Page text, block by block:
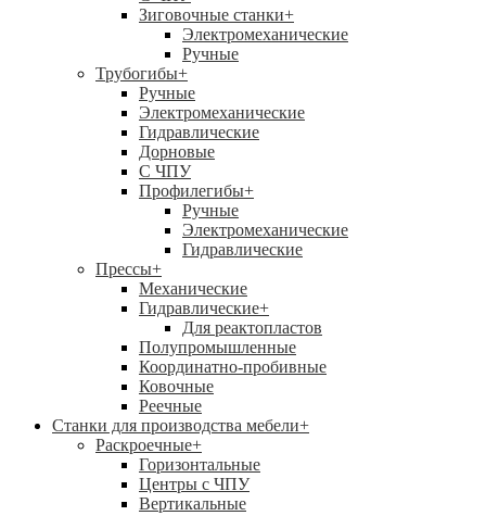
Зиговочные станки+
Электромеханические
Ручные
Трубогибы+
Ручные
Электромеханические
Гидравлические
Дорновые
С ЧПУ
Профилегибы+
Ручные
Электромеханические
Гидравлические
Прессы+
Механические
Гидравлические+
Для реактопластов
Полупромышленные
Координатно-пробивные
Ковочные
Реечные
Станки для производства мебели+
Раскроечные+
Горизонтальные
Центры с ЧПУ
Вертикальные